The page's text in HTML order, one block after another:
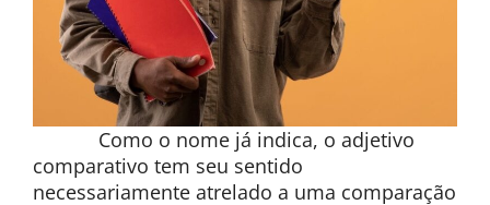
Como o nome já indica, o adjetivo
comparativo tem seu sentido
necessariamente atrelado a uma comparação